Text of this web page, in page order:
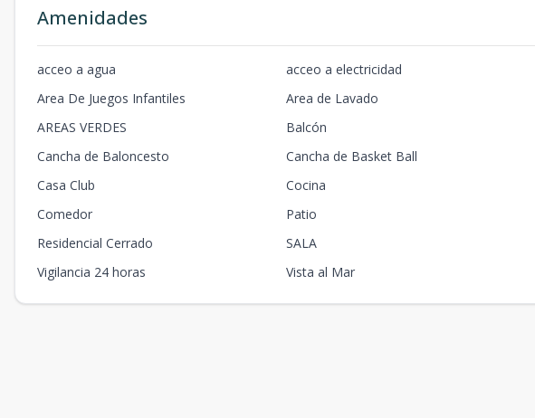
Amenidades
acceo a agua acceo a electricidad
Area De Juegos Infantiles
Area de Lavado
AREAS VERDES
Balcón
Cancha de Baloncesto
Cancha de Basket Ball
Casa Club
Cocina
Comedor
Patio
Residencial Cerrado
SALA
Vigilancia 24 horas
Vista al Mar